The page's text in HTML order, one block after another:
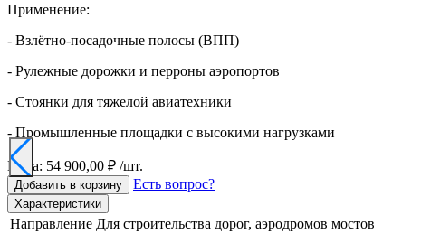
Применение:
- Взлётно-посадочные полосы (ВПП)
- Рулежные дорожки и перроны аэропортов
- Стоянки для тяжелой авиатехники
- Промышленные площадки с высокими нагрузками
Цена: 54 900,00 ₽ /шт.
Добавить в корзину Есть вопрос?
Характеристики
Направление Для строительства дорог, аэродромов мостов